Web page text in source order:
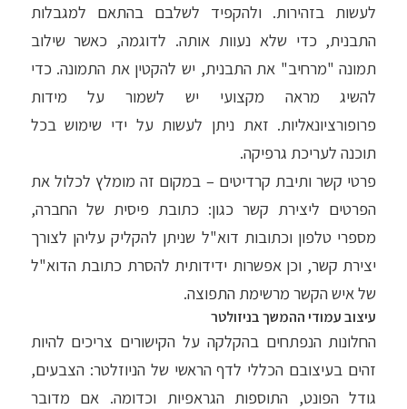
לעשות בזהירות. ולהקפיד לשלבם בהתאם למגבלות
התבנית, כדי שלא נעוות אותה. לדוגמה, כאשר שילוב
תמונה "מרחיב" את התבנית, יש להקטין את התמונה. כדי
להשיג מראה מקצועי יש לשמור על מידות
פרופורציונאליות. זאת ניתן לעשות על ידי שימוש בכל
תוכנה לעריכת גרפיקה.
פרטי קשר ותיבת קרדיטים – במקום זה מומלץ לכלול את
הפרטים ליצירת קשר כגון: כתובת פיסית של החברה,
מספרי טלפון וכתובות דוא"ל שניתן להקליק עליהן לצורך
יצירת קשר, וכן אפשרות ידידותית להסרת כתובת הדוא"ל
של איש הקשר מרשימת התפוצה.
עיצוב עמודי ההמשך בניזולטר
החלונות הנפתחים בהקלקה על הקישורים צריכים להיות
זהים בעיצובם הכללי לדף הראשי של הניוזלטר: הצבעים,
גודל הפונט, התוספות הגראפיות וכדומה. אם מדובר